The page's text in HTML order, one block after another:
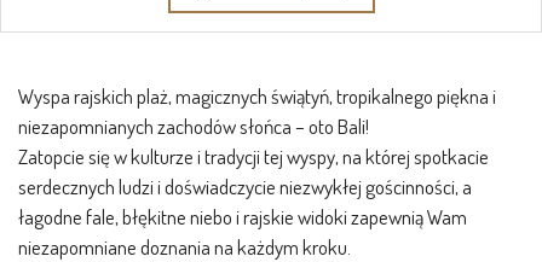
Wyspa rajskich plaż, magicznych świątyń, tropikalnego piękna i
niezapomnianych zachodów słońca – oto Bali!
Zatopcie się w kulturze i tradycji tej wyspy, na której spotkacie
serdecznych ludzi i doświadczycie niezwykłej gościnności, a
łagodne fale, błękitne niebo i rajskie widoki zapewnią Wam
niezapomniane doznania na każdym kroku.